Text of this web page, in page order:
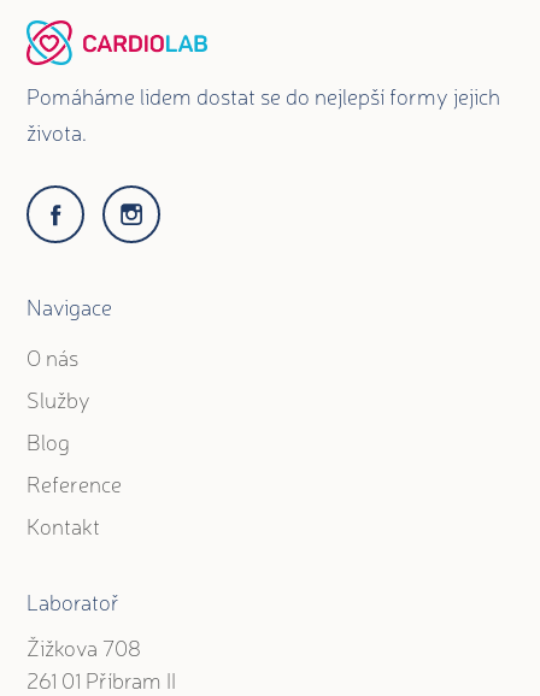
Pomáháme lidem dostat se do nejlepší formy jejich
života.
Navigace
O nás
Služby
Blog
Reference
Kontakt
Laboratoř
Žižkova 708
261 01 Příbram II